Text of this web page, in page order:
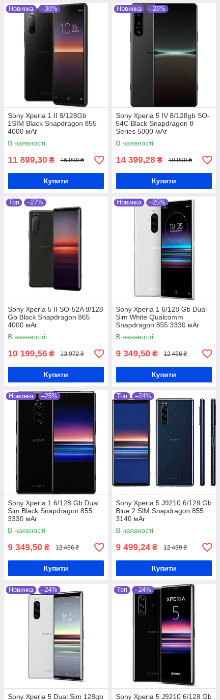
Новинка –30%
Sony Xperia 1 II 8/128Gb
1SIM Black Snapdragon 855
4000 мАг
В наявності
11 899,30 ₴ 16 999 ₴
Купити
Новинка –28%
Sony Xperia 5 IV 8/128gb SO-
54C Black Snapdragon 8
Series 5000 мАг
В наявності
14 399,28 ₴ 19 999 ₴
Купити
Топ –27%
Sony Xperia 5 II SO-52A 8/128
Gb Black Snapdragon 865
4000 мАг
В наявності
10 199,56 ₴ 13 972 ₴
Купити
Новинка –25%
Sony Xperia 1 6/128 Gb Dual
Sim White Qualcomm
Snapdragon 855 3330 мАг
В наявності
9 349,50 ₴ 12 466 ₴
Купити
Новинка –25%
Sony Xperia 1 6/128 Gb Dual
Sim Black Snapdragon 855
3330 мАг
В наявності
9 349,50 ₴ 12 466 ₴
Купити
Топ –24%
Sony Xperia 5 J9210 6/128 Gb
Blue 2 SIM Snapdragon 855
3140 мАг
В наявності
9 499,24 ₴ 12 499 ₴
Купити
Новинка –24%
Sony Xperia 5 Dual Sim 128gb
Топ –24%
Sony Xperia 5 J9210 6/128 Gb